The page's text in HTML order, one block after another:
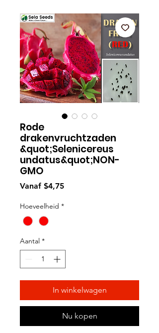
Rode
drakenvruchtzaden
&quot;Selenicereus
undatus&quot;NON-
GMO
Vanaf $4,75Verkoopprijs
Hoeveelheid *
Aantal *
In winkelwagen
Nu kopen